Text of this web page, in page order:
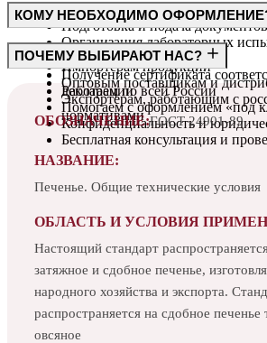
Консультация по требованиям
Подготовка и подача документов
Организация лабораторных
необходимости)
Получение сертификата
декларации
КОМУ НЕОБХОДИМО
Производителям
Импортёрам продукции
Оптовым поставщикам и
Экспортёрам, работающим с
нормативами
ПОЧЕМУ ВЫБИРАЮТ НАС?
Работаем по всей России
Помогаем с оформлением «под
Конфиденциальность и
Бесплатная консультация и
ОБОЗНАЧЕНИЕ:ГОСТ 24901-89
НАЗВАНИЕ:
Печенье. Общие технические условия
ОБЛАСТЬ И УСЛОВИЯ
Настоящий стандарт
затяжное и сдобное печенье,
народного хозяйства и экспорта.
распространяется на сдобное
овсяное